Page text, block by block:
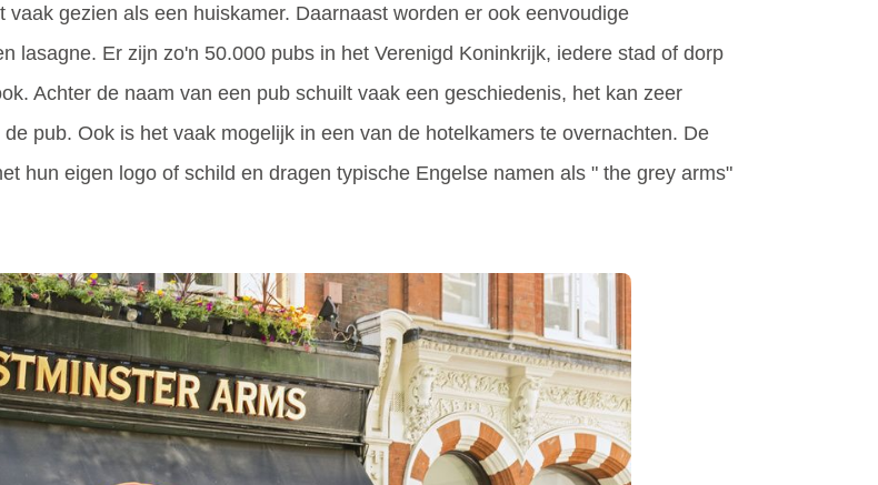
gezien als een huiskamer. Daarnaast worden er ook eenvoudige
lasagne. Er zijn zo'n 50.000 pubs in het Verenigd Koninkrijk, iedere stad of dorp
Achter de naam van een pub schuilt vaak een geschiedenis, het kan zeer
pub. Ook is het vaak mogelijk in een van de hotelkamers te overnachten. De
hun eigen logo of schild en dragen typische Engelse namen als " the grey arms"